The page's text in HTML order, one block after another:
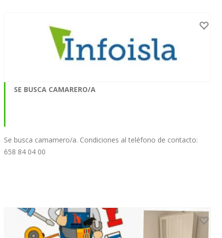
SE BUSCA CAMARERO/A
Se busca camamero/a. Condiciones al teléfono de contacto:
658 84 04 00